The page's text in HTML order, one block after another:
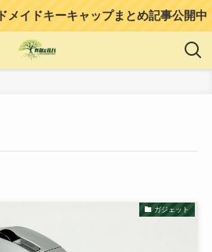
メイドキーキャップまとめ記事公開中
ガジェット